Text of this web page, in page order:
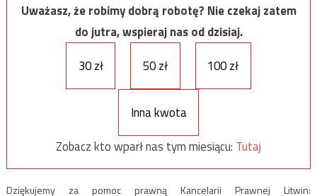
Uważasz, że robimy dobrą robotę? Nie czekaj zatem
do jutra, wspieraj nas od dzisiaj.
30 zł
50 zł 100 zł
Inna kwota
Zobacz kto wparł nas tym miesiącu: Tutaj
Dziękujemy za pomoc prawną Kancelarii Prawnej Litwin: